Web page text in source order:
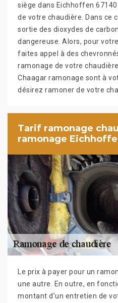
siège dans Eichhoffen
de votre chaudière. Dans ce
sortie des dioxydes de
dangereuse. Alors, pour
faites appel à des
ramonage de votre
Chaagar ramonage sont à
désirez ramoner de votre
Tarif ramonage
ramonage
Le prix à payer pour un
une autre. En outre, en
montant d’un entretien de